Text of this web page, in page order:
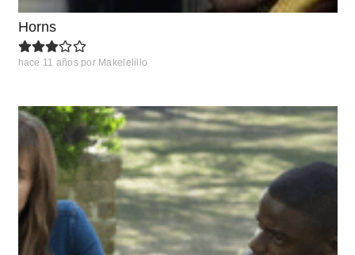
Horns
hace 11 años por Makelelillo